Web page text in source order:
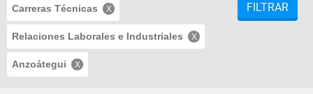
Carreras Técnicas
Relaciones Laborales e Industriales
Anzoátegui
FILTRAR